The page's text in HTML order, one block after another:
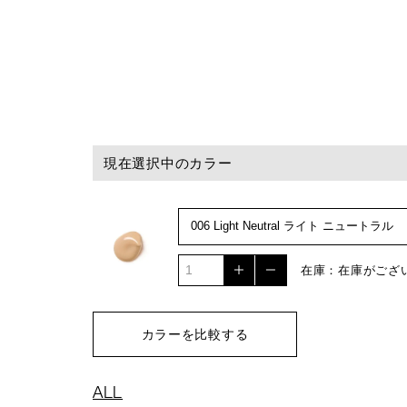
現在選択中のカラー
在庫：在庫がござ
カラーを比較する
ALL